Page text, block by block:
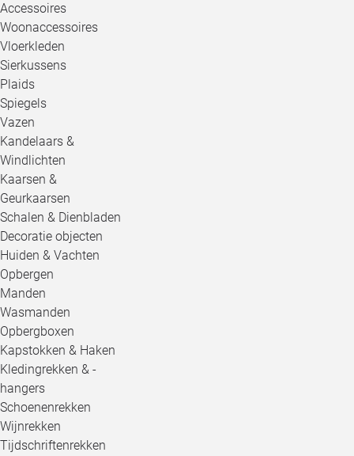
Accessoires
Woonaccessoires
Vloerkleden
Sierkussens
Plaids
Spiegels
Vazen
Kandelaars &
Windlichten
Kaarsen &
Geurkaarsen
Schalen & Dienbladen
Decoratie objecten
Huiden & Vachten
Opbergen
Manden
Wasmanden
Opbergboxen
Kapstokken & Haken
Kledingrekken & -
hangers
Schoenenrekken
Wijnrekken
Tijdschriftenrekken